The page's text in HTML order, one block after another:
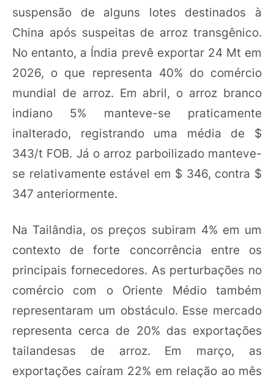
suspensão de alguns lotes destinados à
China após suspeitas de arroz transgênico.
No entanto, a Índia prevê exportar 24 Mt em
2026, o que representa 40% do comércio
mundial de arroz. Em abril, o arroz branco
indiano 5% manteve-se praticamente
inalterado, registrando uma média de $
343/t FOB. Já o arroz parboilizado manteve-
se relativamente estável em $ 346, contra $
347 anteriormente.
Na Tailândia, os preços subiram 4% em um
contexto de forte concorrência entre os
principais fornecedores. As perturbações no
comércio com o Oriente Médio também
representaram um obstáculo. Esse mercado
representa cerca de 20% das exportações
tailandesas de arroz. Em março, as
exportações caíram 22% em relação ao mês